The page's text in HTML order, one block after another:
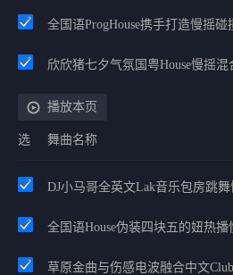
播放本页
选 舞曲名称
DJ小马哥全英文Lak音乐包房跳
草原金曲与伤感电波融合中文